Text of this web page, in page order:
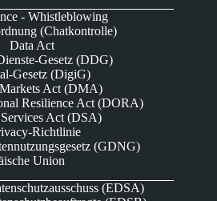
- Whistleblowing
(Chatkontrolle)
Data Act
Gesetz (DDG)
Gesetz (DigiG)
Act (DMA)
Resilience Act (DORA)
Act (DSA)
Richtlinie
(GDNG)
Union
(EDSA)